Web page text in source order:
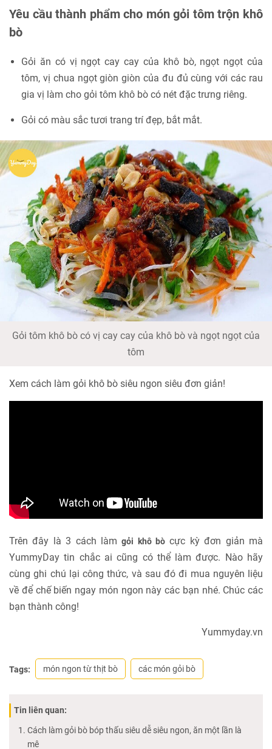
Yêu cầu thành phẩm cho món gỏi tôm trộn khô
bò
Gỏi ăn có vị ngọt cay cay của khô bò, ngọt ngọt của
tôm, vị chua ngọt giòn giòn của đu đủ cùng với các rau
gia vị làm cho gỏi tôm khô bò có nét đặc trưng riêng.
Gỏi có màu sắc tươi trang trí đẹp, bắt mắt.
Gỏi tôm khô bò có vị cay cay của khô bò và ngọt ngọt của
tôm
Xem cách làm gỏi khô bò siêu ngon siêu đơn giản!
Trên đây là 3 cách làmgỏi khô bò cực kỳ đơn giản mà
YummyDay tin chắc ai cũng có thể làm được. Nào hãy
cùng ghi chú lại công thức, và sau đó đi mua nguyên liệu
về để chế biến ngay món ngon này các bạn nhé. Chúc các
bạn thành công!
Yummyday.vn
Tags: món ngon từ thịt bò các món gỏi bò
Tin liên quan:
Cách làm gỏi bò bóp thấu siêu dễ siêu ngon, ăn một lần là
mê